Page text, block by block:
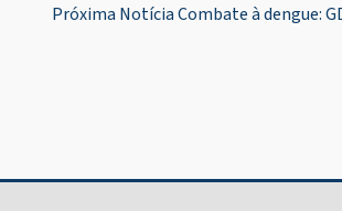
Próxima NotíciaCombate à dengue: